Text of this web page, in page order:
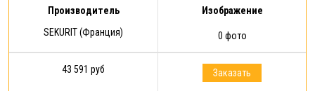
Производитель
SEKURIT (Франция)
Изображение
0 фото
43 591 руб Заказать